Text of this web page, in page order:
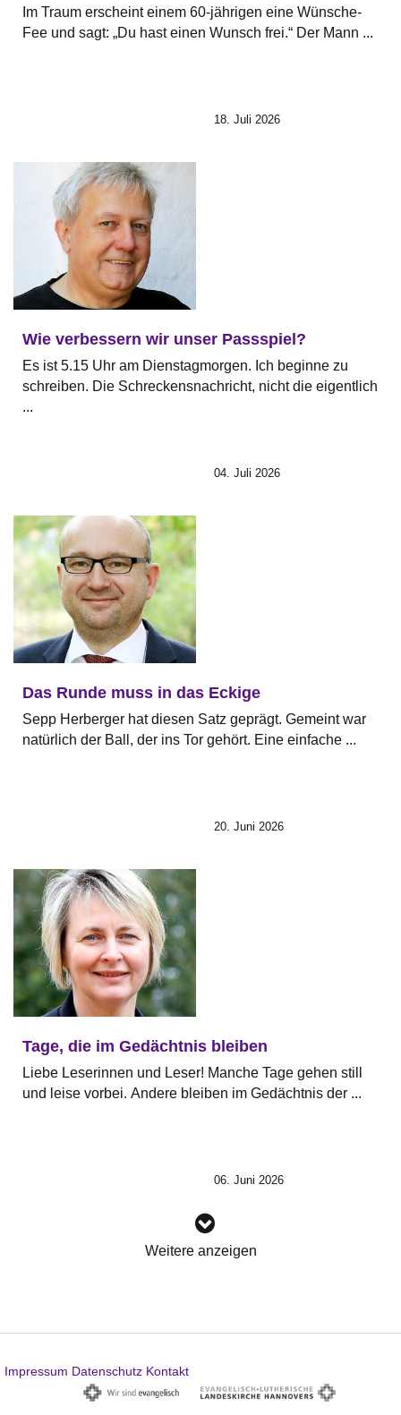
Im Traum erscheint einem 60-jährigen eine Wünsche-
Fee und sagt: „Du hast einen Wunsch frei.“ Der Mann ...
18. Juli 2026
Wie verbessern wir unser Passspiel?
Es ist 5.15 Uhr am Dienstagmorgen. Ich beginne zu
schreiben. Die Schreckensnachricht, nicht die eigentlich
...
04. Juli 2026
Das Runde muss in das Eckige
Sepp Herberger hat diesen Satz geprägt. Gemeint war
natürlich der Ball, der ins Tor gehört. Eine einfache ...
20. Juni 2026
Tage, die im Gedächtnis bleiben
Liebe Leserinnen und Leser! Manche Tage gehen still
und leise vorbei. Andere bleiben im Gedächtnis der ...
06. Juni 2026
Weitere anzeigen
Impressum Datenschutz Kontakt